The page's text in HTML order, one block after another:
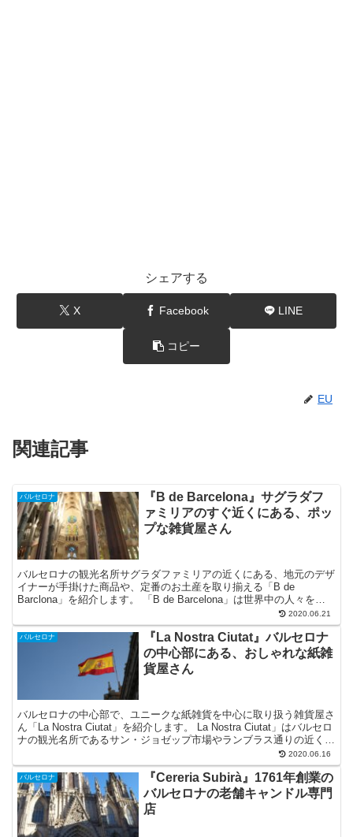
シェアする
X Facebook LINE
コピー
EU
関連記事
バルセロナ
『B de Barcelona』サグラダフ
ァミリアのすぐ近くにある、ポッ
プな雑貨屋さん
バルセロナの観光名所サグラダファミリアの近くにある、地元のデザ
イナーが手掛けた商品や、定番のお土産を取り揃える「B de
Barclona」を紹介します。 「B de Barcelona」は世界中の人々を魅
了するバルセロナの象徴、サグラダファミリアから徒歩３分の場所に
お店を構えています。
2020.06.21
バルセロナ
『La Nostra Ciutat』バルセロナ
の中心部にある、おしゃれな紙雑
貨屋さん
バルセロナの中心部で、ユニークな紙雑貨を中心に取り扱う雑貨屋さ
ん「La Nostra Ciutat」を紹介します。 La Nostra Ciutat」はバルセロ
ナの観光名所であるサン・ジョゼップ市場やランブラス通りの近くに
2020.06.16
バルセロナ
『Cereria Subirà』1761年創業の
バルセロナの老舗キャンドル専門
店